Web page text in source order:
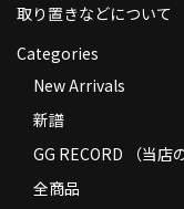
Privacy Policy
特定商取引法に基づ
取り置きなどについて
Categories
New Arrivals
新譜
GG RECORD （当店
全商品